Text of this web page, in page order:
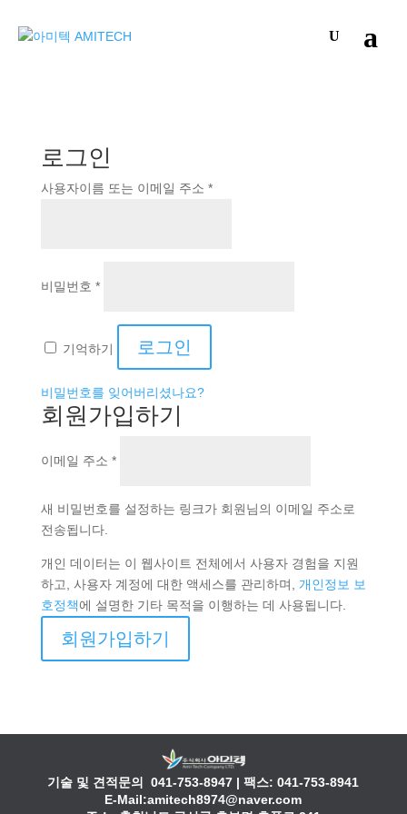
로그인
사용자이름 또는 이메일 주소 *필
비밀번호 *
기억하기
로그인
비밀번호를 잊어버리셨나요?
회원가입하기
이메일 주소 *
목
새 비밀번호를 설정하는 링크가 회원님의 이메일 주소로
전송됩니다.
개인 데이터는 이 웹사이트 전체에서 사용자 경험을 지원
하고, 사용자 계정에 대한 액세스를 관리하며, 개인정보 보
호정책에 설명한 기타 목적을 이행하는 데 사용됩니다.
회원가입하기
기술 및 견적문의041-753-8947 | 팩스: 041-753-8941
E-Mail:amitech8974@naver.com